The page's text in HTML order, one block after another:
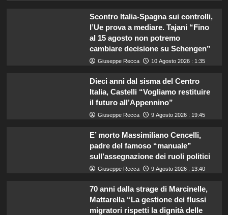
Scontro Italia-Spagna sui controlli,
l’Ue prova a mediare. Tajani “Fino
al 15 agosto non potremo
cambiare decisione su Schengen”
Giuseppe Recca 10 Agosto 2026 : 1:35
Dieci anni dal sisma del Centro
Italia, Castelli “Vogliamo restituire
il futuro all’Appennino”
Giuseppe Recca 9 Agosto 2026 : 19:45
E’ morto Massimiliano Cencelli,
padre del famoso “manuale”
sull’assegnazione dei ruoli politici
Giuseppe Recca 9 Agosto 2026 : 13:40
70 anni dalla strage di Marcinelle,
Mattarella “La gestione dei flussi
migratori rispetti la dignità delle